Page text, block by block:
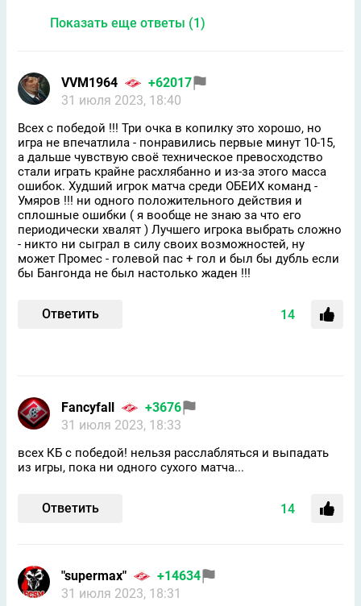
Показать еще ответы (1)
VVM1964
+62017
31 июля 2023, 18:40
Всех с победой !!! Три очка в копилку это хорошо, но
игра не впечатлила - понравились первые минут 10-15,
а дальше чувствую своё техническое превосходство
стали играть крайне расхлябанно и из-за этого масса
ошибок. Худший игрок матча среди ОБЕИХ команд -
Умяров !!! ни одного положительного действия и
сплошные ошибки ( я вообще не знаю за что его
периодически хвалят ) Лучшего игрока выбрать сложно
- никто ни сыграл в силу своих возможностей, ну
может Промес - голевой пас + гол и был бы дубль если
бы Бангонда не был настолько жаден !!!
Ответить 14
Fancyfall
+3676
31 июля 2023, 18:33
всех КБ с победой! нельзя расслабляться и выпадать
из игры, пока ни одного сухого матча...
Ответить 14
"supermax"
+14634
31 июля 2023, 18:31